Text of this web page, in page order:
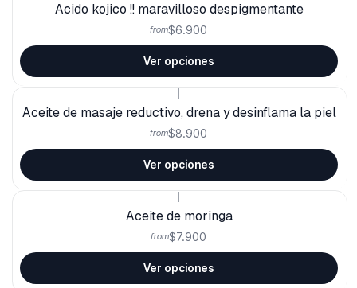
Acido kojico !! maravilloso despigmentante
from$6.900
Ver opciones
Aceite de masaje reductivo, drena y desinflama la piel
from$8.900
Ver opciones
Aceite de moringa
from$7.900
Ver opciones